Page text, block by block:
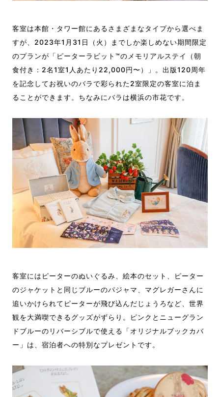
客室は本館・タワー館にあるさまざまなタイプから選べま
すが、2023年1月31日（火）までしか楽しめない期間限定
のプランが「ピーターラビット™のメモリアルステイ（朝
食付き：2名1室1人あたり22,000円〜）」。出版120周年
を記念してお祝いのバラで彩られた2室限定の客室に泊ま
ることができます。ちなみにバラは横浜の市花です。
客室にはピーターのぬいぐるみ、絵本のセット、ピーター
のジャケットと同じブルーのパジャマ、マグレガーさんに
追いかけられてピーターが飛び込んだじょうろなど、世界
観を大満喫できるグッズがずらり。ピンクとニューグラン
ドブルーのリバーシブルで使える「オリジナルブックカバ
ー」は、宿泊者への特別なプレゼントです。